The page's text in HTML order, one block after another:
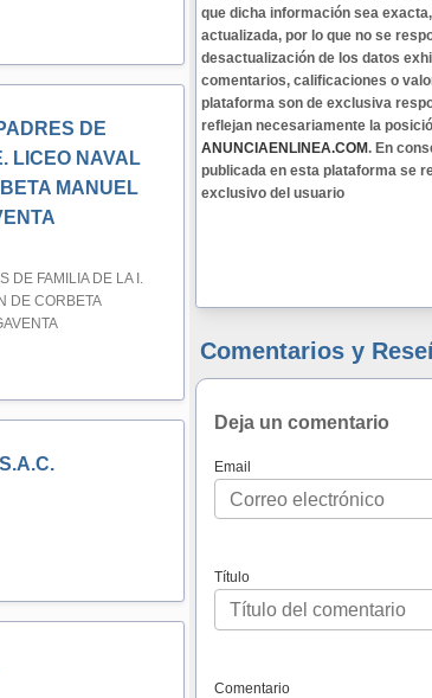
DE
LICEO NAVAL
MANUEL
DE FAMILIA DE LA I.
DE CORBETA
que dicha información sea
actualizada, por lo que no se
desactualización de los datos
comentarios, calificaciones o
plataforma son de exclusiva
reflejan necesariamente la
ANUNCIAENLINEA.COM. En
publicada en esta plataforma se
exclusivo del usuario
Comentarios y
Deja un comentario
Email
Título
Comentario